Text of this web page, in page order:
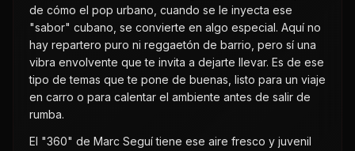
de cómo el pop urbano, cuando se le inyecta ese
"sabor" cubano, se convierte en algo especial. Aquí no
hay repartero puro ni reggaetón de barrio, pero sí una
vibra envolvente que te invita a dejarte llevar. Es de ese
tipo de temas que te pone de buenas, listo para un viaje
en carro o para calentar el ambiente antes de salir de
rumba.
El "360" de Marc Seguí tiene ese aire fresco y juvenil